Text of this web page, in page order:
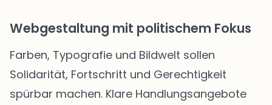
Webgestaltung mit politischem Fokus
Farben, Typografie und Bildwelt sollen
Solidarität, Fortschritt und Gerechtigkeit
spürbar machen. Klare Handlungsangebote